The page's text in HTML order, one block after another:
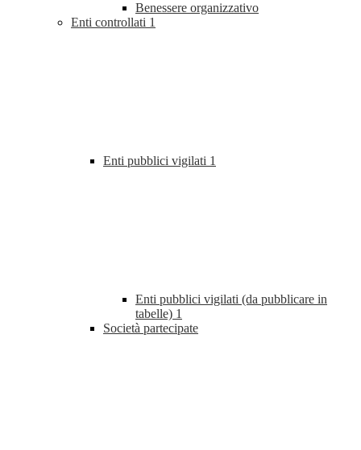
Benessere organizzativo
Enti controllati 1
Enti pubblici vigilati 1
Enti pubblici vigilati (da pubblicare in
tabelle) 1
Società partecipate